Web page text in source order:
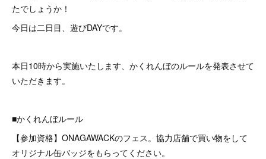
たでしょうか！
今日は二日目、遊びDAYです。
本日10時から実施いたします、かくれんぼのルールを発表させて
いただきます。
■かくれんぼルール
【参加資格】ONAGAWACKのフェス。協力店舗で買い物をして
オリジナル缶バッジをもらってください。